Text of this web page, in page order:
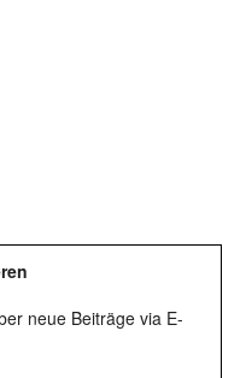
neue Beiträge via E-